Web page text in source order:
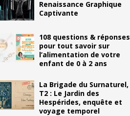
Renaissance Graphique
Captivante
108 questions & réponses
pour tout savoir sur
l’alimentation de votre
enfant de 0 à 2 ans
La Brigade du Surnaturel,
T2 : Le Jardin des
Hespérides, enquête et
voyage temporel